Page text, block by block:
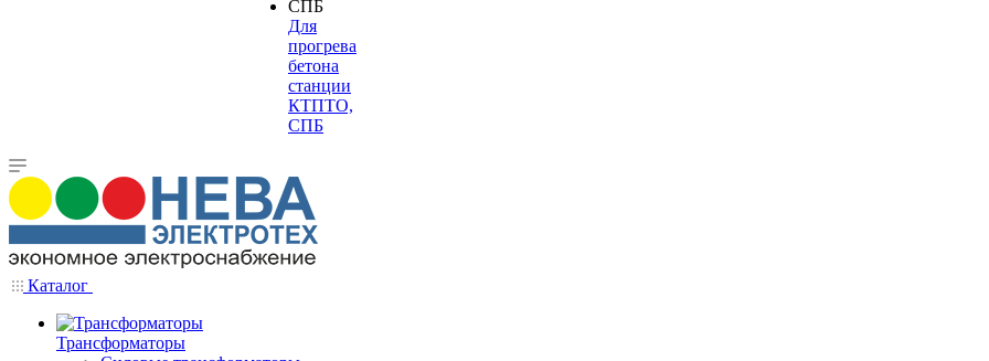
Для
прогрева
бетона
станции
КТПТО,
СПБ
Каталог
Трансформаторы